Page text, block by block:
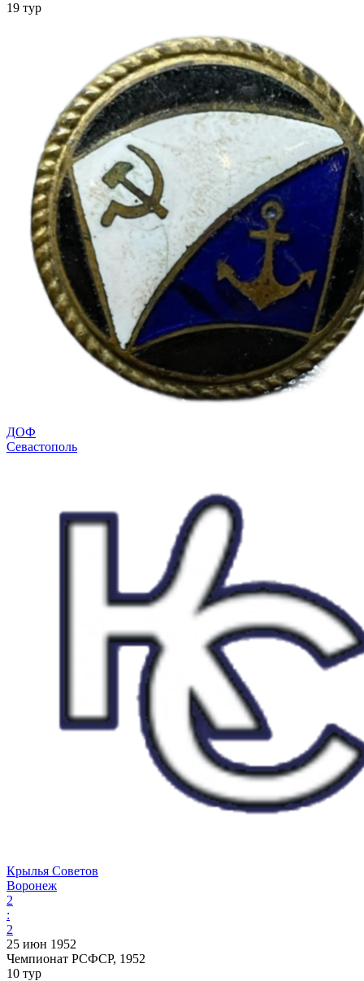
19 тур
ДОФ
Севастополь
Крылья Советов
Воронеж
2
:
2
25 июн 1952
Чемпионат РСФСР, 1952
10 тур